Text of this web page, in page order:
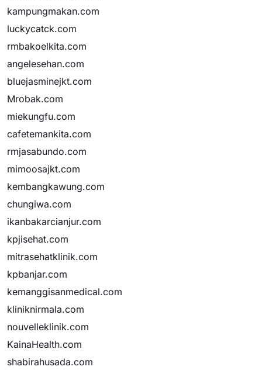
kampungmakan.com
luckycatck.com
rmbakoelkita.com
angelesehan.com
bluejasminejkt.com
Mrobak.com
miekungfu.com
cafetemankita.com
rmjasabundo.com
mimoosajkt.com
kembangkawung.com
chungiwa.com
ikanbakarcianjur.com
kpjisehat.com
mitrasehatklinik.com
kpbanjar.com
kemanggisanmedical.com
kliniknirmala.com
nouvelleklinik.com
KainaHealth.com
shabirahusada.com